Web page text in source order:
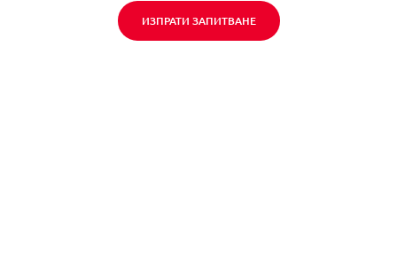
ИЗПРАТИ ЗАПИТВАНЕ